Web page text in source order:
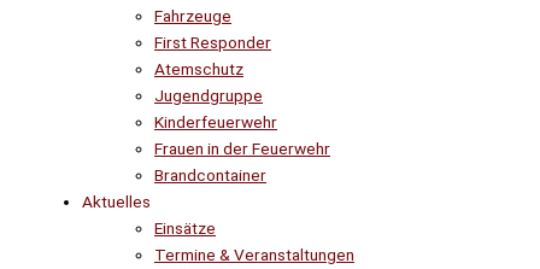
Fahrzeuge
First Responder
Atemschutz
Jugendgruppe
Kinderfeuerwehr
Frauen in der Feuerwehr
Brandcontainer
Aktuelles
Einsätze
Termine & Veranstaltungen